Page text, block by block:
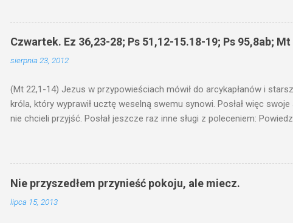
niechaj słucha. I mówił im: Uważajcie na to, czego
odmierzą wam i jeszcze wam dołożą. Bo kto ma,
ma. W dzisiejszym fragmencie z Ewangelii Jezus
by je postawić pod korcem lub pod łóżkiem? Czy
Czwartek. Ez 36,23-28; Ps 51,12-15.18-19; Ps 95,8ab;
sierpnia 23, 2012
(Mt 22,1-14) Jezus w przypowieściach mówił do arcykapłanów i
króla, który wyprawił ucztę weselną swemu synowi. Posłał więc
nie chcieli przyjść. Posłał jeszcze raz inne sługi z poleceniem:
swoje pole, drugi do swego kupiectwa, a inni pochwycili jego sługi i
gniewem. Posłał swe wojska i kazał wytracić owych zabójców, a
wprawdzie jest gotowa, lecz zaproszeni nie byli jej godni. Idźcie więc
których spotkacie. Słudzy ci wyszli na drogi i sprowadzili wszystkich,
biesiadnikami. Wszedł król, żeby się pr...
Nie przyszedłem przynieść pokoju, ale miecz.
lipca 15, 2013